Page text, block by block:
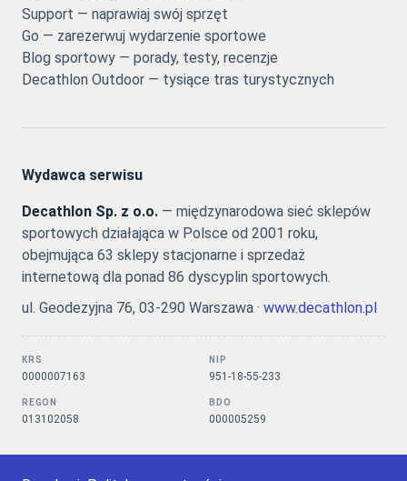
Support — naprawiaj swój sprzęt
Go — zarezerwuj wydarzenie sportowe
Blog sportowy — porady, testy, recenzje
Decathlon Outdoor — tysiące tras turystycznych
Wydawca serwisu
Decathlon Sp. z o.o. — międzynarodowa sieć sklepów
sportowych działająca w Polsce od 2001 roku,
obejmująca 63 sklepy stacjonarne i sprzedaż
internetową dla ponad 86 dyscyplin sportowych.
ul. Geodezyjna 76, 03-290 Warszawa · www.decathlon.pl
KRS
0000007163
NIP
951-18-55-233
REGON
013102058
BDO
000005259